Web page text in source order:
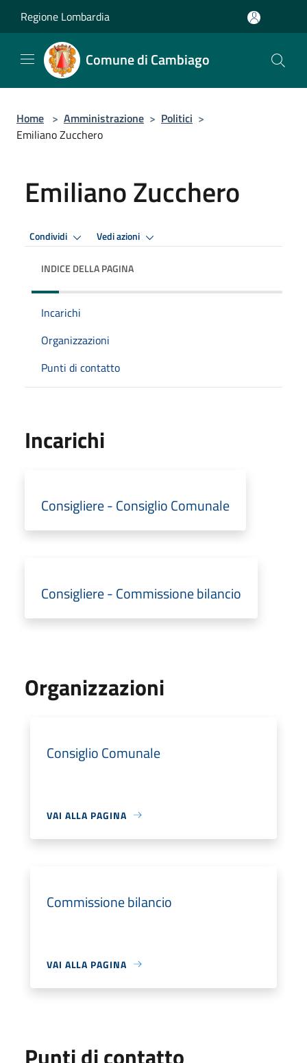
Regione Lombardia
Comune di Cambiago
Home > Amministrazione > Politici >
Emiliano Zucchero
Emiliano Zucchero
Condividi Vedi azioni
INDICE DELLA PAGINA
Incarichi
Organizzazioni
Punti di contatto
Incarichi
Consigliere - Consiglio Comunale
Consigliere - Commissione bilancio
Organizzazioni
Consiglio Comunale
VAI ALLA PAGINA
Commissione bilancio
VAI ALLA PAGINA